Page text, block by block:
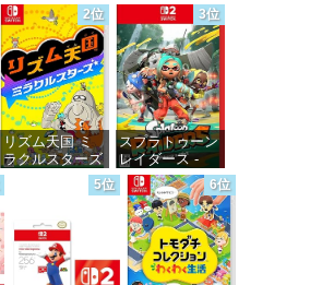
2位
リズム天国 ミ
ラクルスターズ
-Switch
3位
スプラトゥーン
レイダース -
Switch2
価格：¥6,455
5位 6位